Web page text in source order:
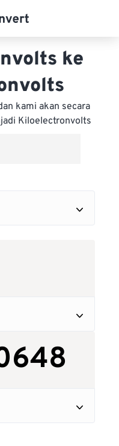
ke
kami akan secara
Kiloelectronvolts